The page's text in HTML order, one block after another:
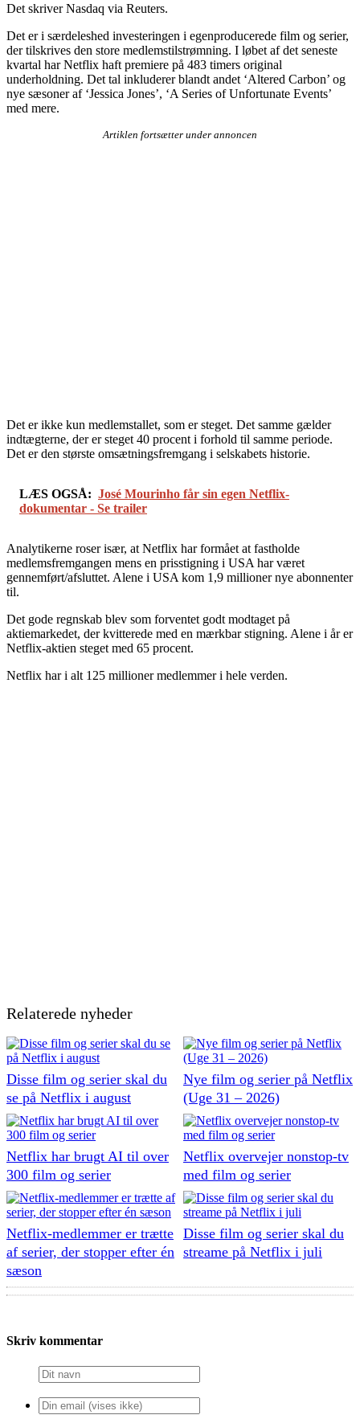
Det skriver Nasdaq via Reuters.
Det er i særdeleshed investeringen i egenproducerede film og serier,
der tilskrives den store medlemstilstrømning. I løbet af det seneste
kvartal har Netflix haft premiere på 483 timers original
underholdning. Det tal inkluderer blandt andet ‘Altered Carbon’ og
nye sæsoner af ‘Jessica Jones’, ‘A Series of Unfortunate Events’
med mere.
Artiklen fortsætter under annoncen
Det er ikke kun medlemstallet, som er steget. Det samme gælder
indtægterne, der er steget 40 procent i forhold til samme periode.
Det er den største omsætningsfremgang i selskabets historie.
LÆS OGSÅ: José Mourinho får sin egen Netflix-
dokumentar - Se trailer
Analytikerne roser især, at Netflix har formået at fastholde
medlemsfremgangen mens en prisstigning i USA har været
gennemført/afsluttet. Alene i USA kom 1,9 millioner nye abonnenter
til.
Det gode regnskab blev som forventet godt modtaget på
aktiemarkedet, der kvitterede med en mærkbar stigning. Alene i år er
Netflix-aktien steget med 65 procent.
Netflix har i alt 125 millioner medlemmer i hele verden.
Relaterede nyheder
Disse film og serier skal du
se på Netflix i august
Nye film og serier på Netflix
(Uge 31 – 2026)
Netflix har brugt AI til over
300 film og serier
Netflix overvejer nonstop-tv
med film og serier
Netflix-medlemmer er trætte
af serier, der stopper efter én
sæson
Disse film og serier skal du
streame på Netflix i juli
Skriv kommentar